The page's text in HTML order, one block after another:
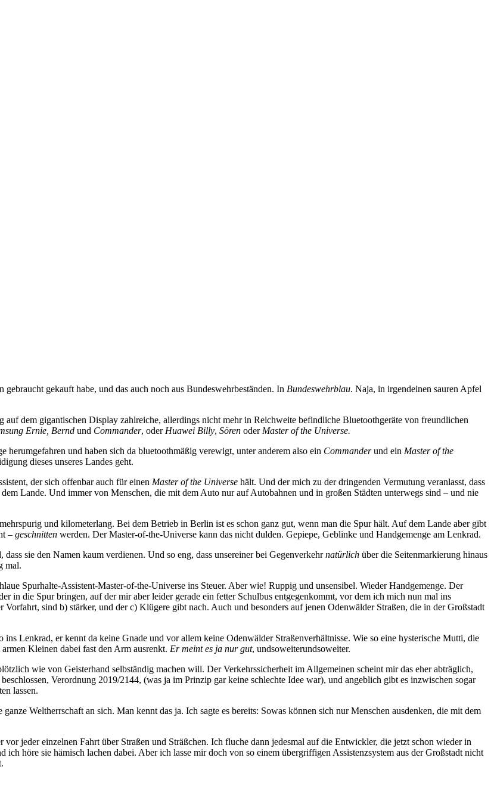
gebraucht gekauft habe, und das auch noch aus Bundeswehrbeständen. In Bundeswehrblau. Naja, in irgendeinen sauren Apfel
dem gigantischen Display zahlreiche, allerdings nicht mehr in Reichweite befindliche Bluetoothgeräte von freundlichen
Ernie, Bernd und Commander, oder Huawei Billy, Sören oder Master of the Universe.
herumgefahren und haben sich da bluetoothmäßig verewigt, unter anderem also ein Commanderund ein Master of the
dieses unseres Landes geht.
der sich offenbar auch für einen Master of the Universe hält. Und der mich zu der dringenden Vermutung veranlasst, dass
Lande. Und immer von Menschen, die mit dem Auto nur auf Autobahnen und in großen Städten unterwegs sind – und nie
und kilometerlang. Bei dem Betrieb in Berlin ist es schon ganz gut, wenn man die Spur hält. Auf dem Lande aber gibt
– geschnitten werden. Der Master-of-the-Universe kann das nicht dulden. Gepiepe, Geblinke und Handgemenge am Lenkrad.
dass sie den Namen kaum verdienen. Und so eng, dass unsereiner bei Gegenverkehrnatürlich über die Seitenmarkierung hinaus
mal.
Spurhalte-Assistent-Master-of-the-Universe ins Steuer. Aber wie! Ruppig und unsensibel. Wieder Handgemenge. Der
in die Spur bringen, auf der mir aber leider gerade ein fetter Schulbus entgegenkommt, vor dem ich mich nun mal ins
Vorfahrt, sind b) stärker, und der c) Klügere gibt nach. Auch und besonders auf jenen Odenwälder Straßen, die in der Großstadt
Lenkrad, er kennt da keine Gnade und vor allem keine Odenwälder Straßenverhältnisse. Wie so eine hysterische Mutti, die
Kleinen dabei fast den Arm ausrenkt. Er meint es ja nur gut, undsoweiterundsoweiter.
wie von Geisterhand selbständig machen will. Der Verkehrssicherheit im Allgemeinen scheint mir das eher abträglich,
Verordnung 2019/2144, (was ja im Prinzip gar keine schlechte Idee war), und angeblich gibt es inzwischen sogar
lassen.
Weltherrschaft an sich. Man kennt das ja. Ich sagte es bereits: Sowas können sich nur Menschen ausdenken, die mit dem
jeder einzelnen Fahrt über Straßen und Sträßchen. Ich fluche dann jedesmal auf die Entwickler, die jetzt schon wieder in
höre sie hämisch lachen dabei. Aber ich lasse mir doch von so einem übergriffigen Assistenzsystem aus der Großstadt nicht